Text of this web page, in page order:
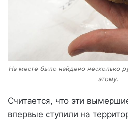
На месте было найдено несколько
этому.
Считается, что эти
впервые ступили на